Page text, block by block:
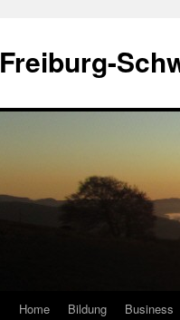
springen
Freiburg-
Home Bildung Business